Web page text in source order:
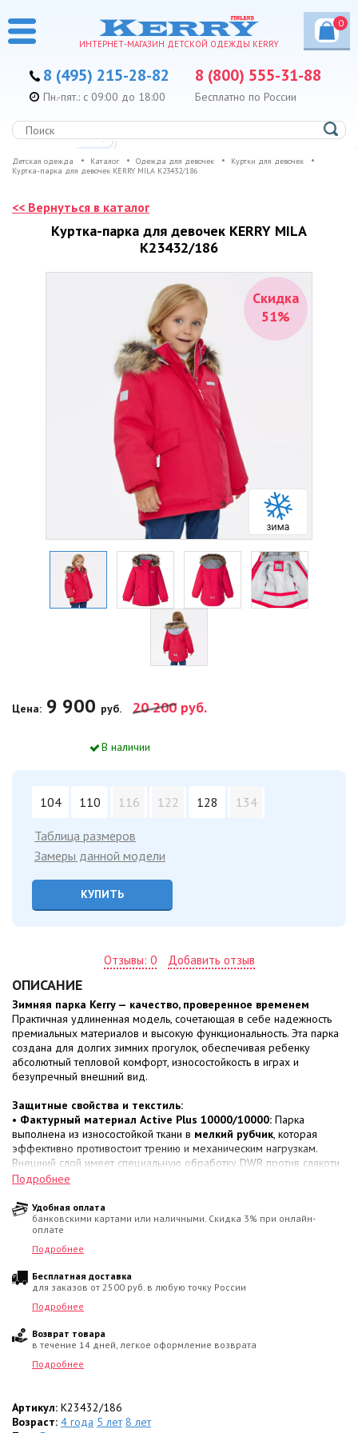
ИНТЕРНЕТ-МАГАЗИН ДЕТСКОЙ ОДЕЖДЫ KERRY
0
8 (495) 215-28-82 8 (800) 555-31-88
Бесплатно по России
Пн.-пят.: с 09:00 до 18:00
Детская одежда Каталог Одежда для девочек
Куртки для девочек
Куртка-парка для девочек KERRY MILA K23432/186
<< Вернуться в каталог
Куртка-парка для девочек KERRY MILA
K23432/186
Скидка
51%
Цена: 9 900 руб. 20 200 руб.
В наличии
104 110 116 122 128 134
Таблица размеров
Замеры данной модели
КУПИТЬ
Отзывы: 0 Добавить отзыв
ОПИСАНИЕ
Зимняя парка Kerry — качество, проверенное временем
Практичная удлиненная модель, сочетающая в себе надежность
премиальных материалов и высокую функциональность. Эта парка
создана для долгих зимних прогулок, обеспечивая ребенку
абсолютный тепловой комфорт, износостойкость в играх и
безупречный внешний вид.
Защитные свойства и текстиль:
• Фактурный материал Active Plus 10000/10000: Парка
выполнена из износостойкой ткани в мелкий рубчик, которая
эффективно противостоит трению и механическим нагрузкам.
Внешний слой имеет специальную обработку DWR против слякоти
и грязи, а внутренняя мембрана защищает от ветра и влаги, не
•Наполнитель KERRYFILL (330 г/м²):
теплоизоляция нового поколения на основе тонких спиралевидных
волокон, запечатанных в воздушные камеры. Наполнитель создает
надежный барьер, сохраняя куртку легкой, упругой и устойчивой к
• Границы комфорта:Защита от холода в температурном
диапазонеот 0 до -30 °C.
•Повышенная безопасность:
капюшонвыполнен из светоотражающей ткани
ребенка заметным в темноте. Опушка из искусственного меха
манжеты рукавов изнутри продублированы
максимального уюта в точках соприкосновения с кожей.
Подробнее
Удобная оплата
банковскими картами или наличными. Скидка 3% при онлайн-
оплате
Подробнее
Бесплатная доставка
для заказов от 2500 руб. в любую точку России
Подробнее
Возврат товара
в течение 14 дней, легкое оформление возврата
Подробнее
Артикул: K23432/186
Возраст: 4 года 5 лет 8 лет